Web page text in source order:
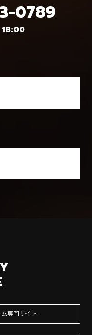
0789
18:00
専門サイト